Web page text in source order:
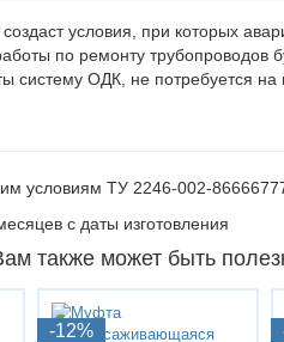
создаст условия, при которых
по ремонту трубопроводов
систему ОДК, не потребуется на
условиям ТУ 2246-002-
с даты изготовления
также может быть
-12%